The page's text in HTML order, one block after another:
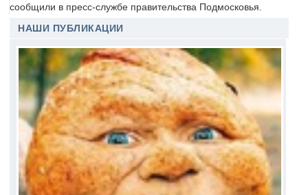
сообщили в пресс-службе правительства Подмосковья.
НАШИ ПУБЛИКАЦИИ